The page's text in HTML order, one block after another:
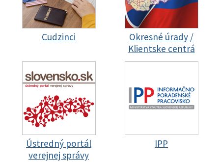
Cudzinci
Okresné úrady /
Klientske centrá
Ústredný portál
verejnej správy
IPP